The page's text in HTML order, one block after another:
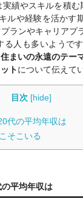
績やスキルを積む
ルや経験を活かす
ランやキャリアプ
る人も多いようで
住まいの永遠のテー
トについて伝えて
目次 [hide]
代の平均年収は
そこいる
平均年収は